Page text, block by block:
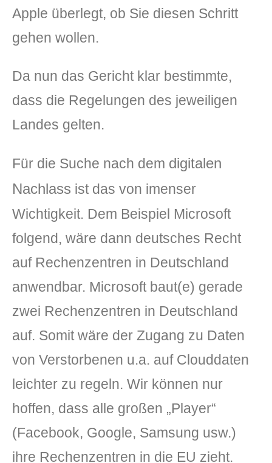
Apple überlegt, ob Sie diesen Schritt
gehen wollen.
Da nun das Gericht klar bestimmte,
dass die Regelungen des jeweiligen
Landes gelten.
Für die Suche nach dem digitalen
Nachlass ist das von imenser
Wichtigkeit. Dem Beispiel Microsoft
folgend, wäre dann deutsches Recht
auf Rechenzentren in Deutschland
anwendbar. Microsoft baut(e) gerade
zwei Rechenzentren in Deutschland
auf. Somit wäre der Zugang zu Daten
von Verstorbenen u.a. auf Clouddaten
leichter zu regeln. Wir können nur
hoffen, dass alle großen „Player“
(Facebook, Google, Samsung usw.)
ihre Rechenzentren in die EU zieht.